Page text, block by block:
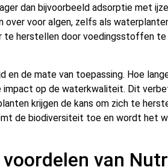
dan bijvoorbeeld adsorptie met
voor algen, zelfs als
herstellen door voedingsstoffen te
de mate van toepassing. Hoe
op de waterkwaliteit. Dit
krijgen de kans om zich te
de biodiversiteit toe en wordt het
van